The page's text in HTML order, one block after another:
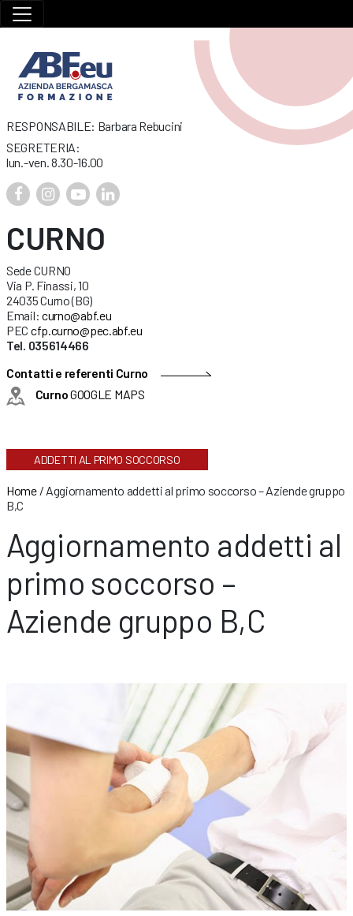
RESPONSABILE: Barbara Rebucini
SEGRETERIA:
lun.-ven. 8.30-16.00
CURNO
Sede CURNO
Via P. Finassi, 10
24035 Curno (BG)
Email: curno@abf.eu
PEC cfp.curno@pec.abf.eu
Tel. 035614466
Contatti e referenti Curno
CurnoGOOGLE MAPS
ADDETTI AL PRIMO SOCCORSO
Home/ Aggiornamento addetti al primo soccorso – Aziende gruppo
B,C
Aggiornamento addetti al
primo soccorso –
Aziende gruppo B,C